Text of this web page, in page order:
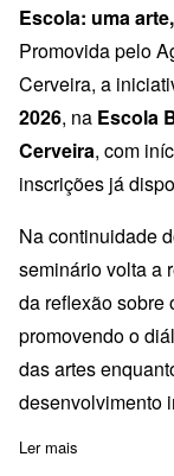
Escola: uma
Promovida pelo
Cerveira, a
2026, na Escola
Cerveira, com
inscrições já
Na continuidade
seminário volta a
da reflexão sobre
promovendo o
das artes
desenvolvimento
Ler mais